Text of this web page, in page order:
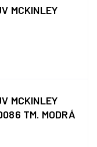
MCKINLEY
MCKINLEY
TM. MODRÁ